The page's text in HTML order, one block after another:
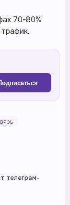
70-80%
телеграм-